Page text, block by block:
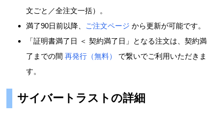
文ごと／全注文一括）。
満了90日前以降、 ご注文ページ から更新が可能です。
「証明書満了日 ＜ 契約満了日」となる注文は、契約満
了までの間再発行（無料）
で繋いでご利用いただきま
す。
サイバートラストの詳細